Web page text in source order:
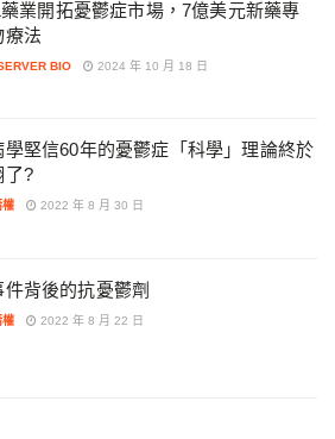
業開拓憂鬱症市場，7億美元新藥專
療法
BIO 2024 年 10 月 18 日
學堅信60年的憂鬱症「科學」理論終於
了?
權 2022 年 8 月 30 日
件背後的抗憂鬱劑
權 2022 年 8 月 22 日